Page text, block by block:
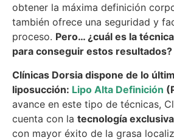
obtener la máxima definición
también ofrece una seguridad y
proceso. Pero… ¿cuál es la
para conseguir estos resultados?
Clínicas Dorsia dispone de lo
liposucción: Lipo Alta Definición
avance en este tipo de técnicas,
cuenta con la tecnología exclusiva
con mayor éxito de la grasa